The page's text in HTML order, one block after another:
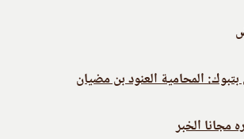
المحامية العنود بن مضيان
مجانا الخبر